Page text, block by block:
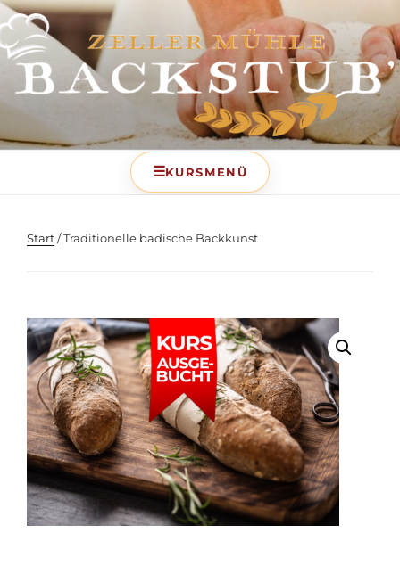
BACKSTUB – DIE
BACKSCHULE DER ZELLER
Start/ Traditionelle badische Backkunst